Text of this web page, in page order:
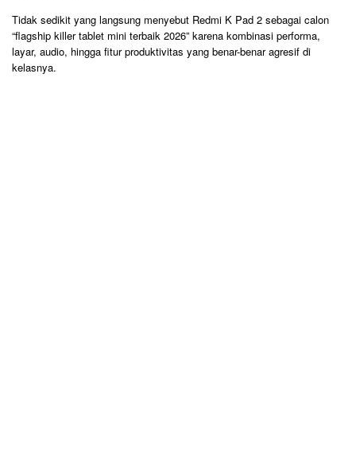
Tidak sedikit yang langsung menyebut Redmi K Pad 2 sebagai calon
“flagship killer tablet mini terbaik 2026” karena kombinasi performa,
layar, audio, hingga fitur produktivitas yang benar-benar agresif di
kelasnya.